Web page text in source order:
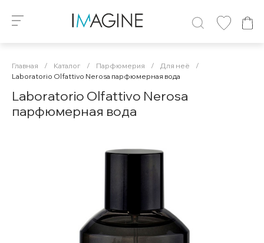
Главная / Каталог / Парфюмерия / Для неё
/
Laboratorio Olfattivo Nerosa парфюмерная вода
Laboratorio Olfattivo Nerosa
парфюмерная вода